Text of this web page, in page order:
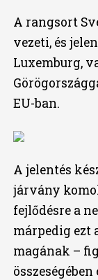
A rangsort
vezeti, és
Luxemburg,
EU-ban.
A jelentés
járvány
fejlődésre a
márpedig ezt
magának –